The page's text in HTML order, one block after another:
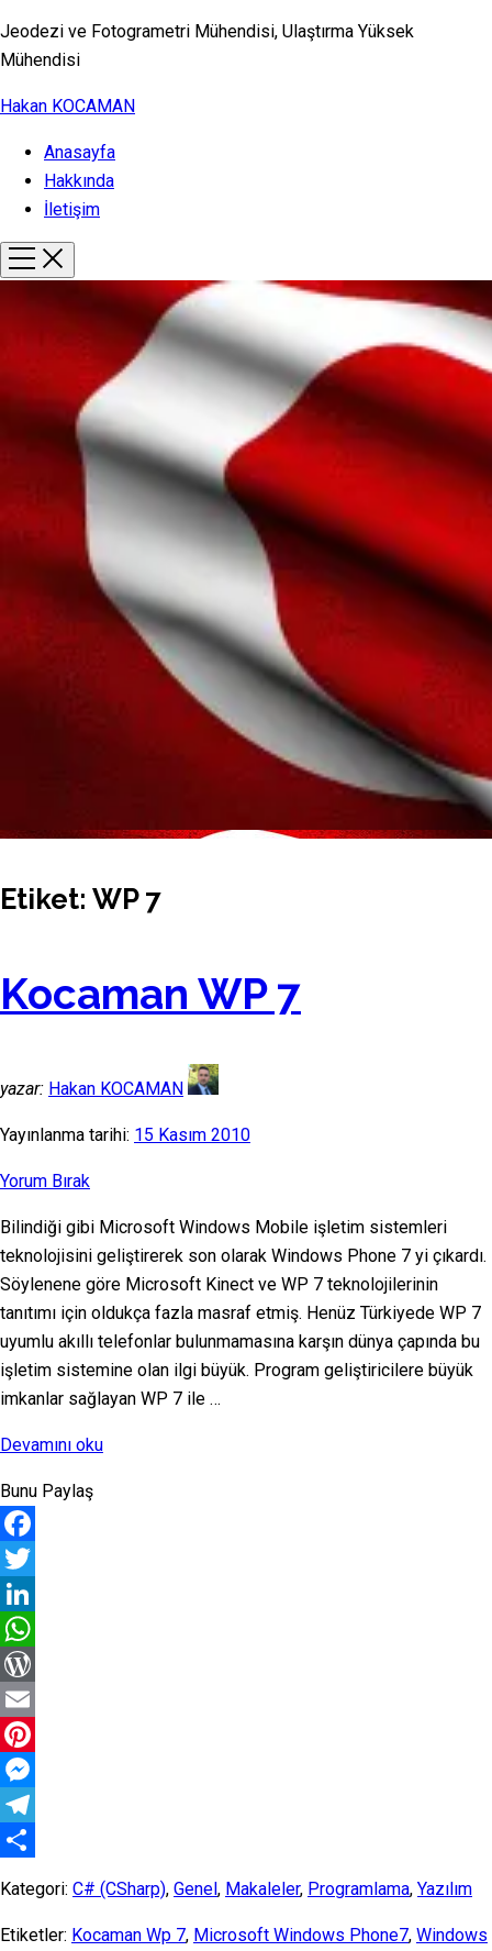
Jeodezi ve Fotogrametri Mühendisi, Ulaştırma Yüksek
Mühendisi
Hakan KOCAMAN
Anasayfa
Hakkında
İletişim
Etiket: WP 7
Kocaman WP 7
yazar: Hakan KOCAMAN
Yayınlanma tarihi: 15 Kasım 2010
Yorum Bırak
Bilindiği gibi Microsoft Windows Mobile işletim sistemleri
teknolojisini geliştirerek son olarak Windows Phone 7 yi çıkardı.
Söylenene göre Microsoft Kinect ve WP 7 teknolojilerinin
tanıtımı için oldukça fazla masraf etmiş. Henüz Türkiyede WP 7
uyumlu akıllı telefonlar bulunmamasına karşın dünya çapında bu
işletim sistemine olan ilgi büyük. Program geliştiricilere büyük
imkanlar sağlayan WP 7 ile …
Devamını oku“Kocaman
Bunu Paylaş
Facebook
Twitter
LinkedIn
WhatsApp
WordPress
Email
Pinterest
Messenger
Telegram
Kategori: C# (CSharp), Genel, Makaleler, Programlama, Yazılım
Etiketler: Kocaman Wp 7, Microsoft Windows Phone7, Windows